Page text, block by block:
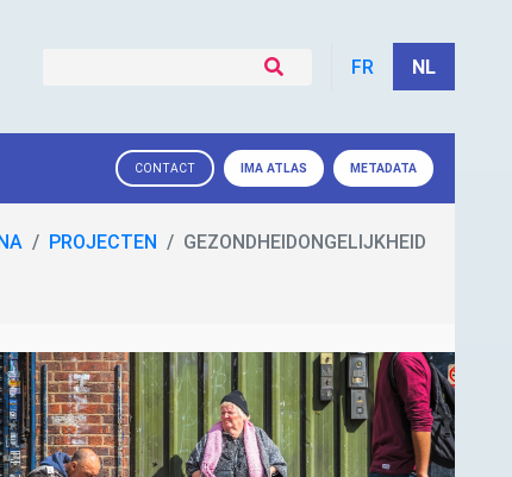
FR NL
CONTACT IMA ATLAS METADATA
PROJECTEN GEZONDHEIDONGELIJKHEID